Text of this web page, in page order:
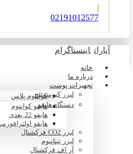
02191012577
آپارات اینستاگرام
خانه
درباره ما
تجهیزات پوست
لیزر کیوسوئیچکوانتوم پلاس
دستگاه هایفوهایفو کوانتوم
هایفو 22 بعدی
هایفو اولترافورمر
لیزر CO2 فرکشنال
لیزر تیتانیوم
آر اف فرکشنال